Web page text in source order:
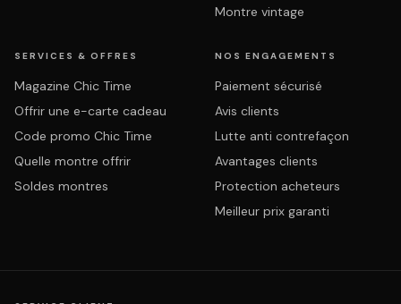
Montre vintage
SERVICES & OFFRES
Magazine Chic Time
Offrir une e-carte cadeau
Code promo Chic Time
Quelle montre offrir
Soldes montres
NOS ENGAGEMENTS
Paiement sécurisé
Avis clients
Lutte anti contrefaçon
Avantages clients
Protection acheteurs
Meilleur prix garanti